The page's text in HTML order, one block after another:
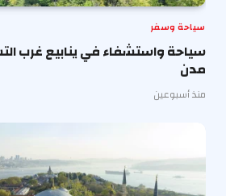
سياحة وسفر
سياحة واستشفاء في ينابيع غرب
مدن
منذ أسبوعين